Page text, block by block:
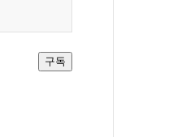
우편
주소
구독